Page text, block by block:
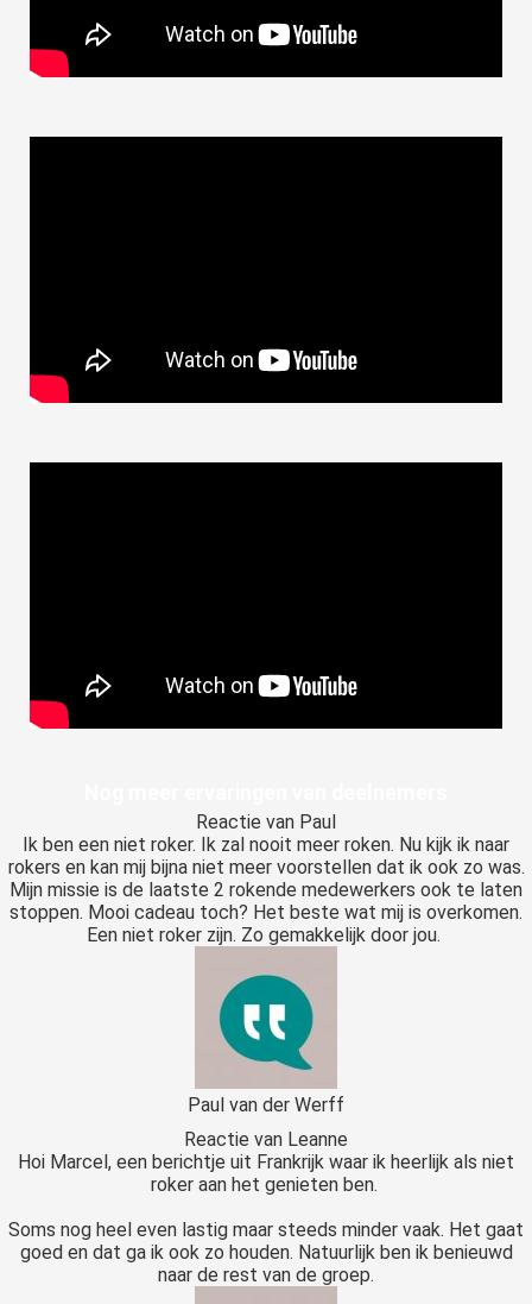
Reactie van Paul
Ik ben een niet roker. Ik zal nooit meer roken. Nu kijk ik naar
rokers en kan mij bijna niet meer voorstellen dat ik ook zo was.
Mijn missie is de laatste 2 rokende medewerkers ook te laten
stoppen. Mooi cadeau toch? Het beste wat mij is overkomen.
Een niet roker zijn. Zo gemakkelijk door jou.
Paul van der Werff
Reactie van Leanne
Hoi Marcel, een berichtje uit Frankrijk waar ik heerlijk als niet
roker aan het genieten ben.
Soms nog heel even lastig maar steeds minder vaak. Het gaat
goed en dat ga ik ook zo houden. Natuurlijk ben ik benieuwd
naar de rest van de groep.